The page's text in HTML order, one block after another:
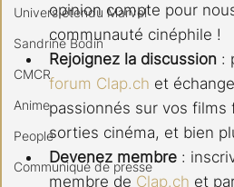
Univers étendu Marvel
Sandrine Bodin
CMCR
Anime
People
Communiqué de presse
opinion compte pour
communauté cinéphile !
Rejoignez la discussion :
forum Clap.ch et
passionnés sur vos films
sorties cinéma, et bien
Devenez membre :
membre de Clap.ch et